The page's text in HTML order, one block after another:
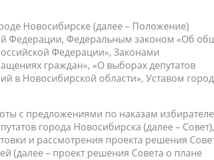
Новосибирске (далее – Положение)
Федерации, Федеральным законом «Об
Федерации», Законами
граждан», «О выборах депутатов
в Новосибирской области», Уставом
с предложениями по наказам
города Новосибирска (далее –
и рассмотрения проекта решения
(далее – проект решения Совета о плане